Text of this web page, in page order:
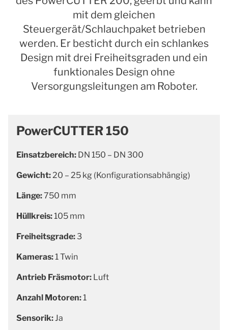
mit dem gleichen
Steuergerät/Schlauchpaket betrieben
werden. Er besticht durch ein schlankes
Design mit drei Freiheitsgraden und ein
funktionales Design ohne
Versorgungsleitungen am Roboter.
PowerCUTTER 150
Einsatzbereich: DN 150 – DN 300
Gewicht:20 – 25 kg (Konfigurationsabhängig)
Länge:750 mm
Hüllkreis:105 mm
Freiheitsgrade:3
Kameras:1 Twin
Antrieb Fräsmotor: Luft
Anzahl Motoren:1
Sensorik:Ja